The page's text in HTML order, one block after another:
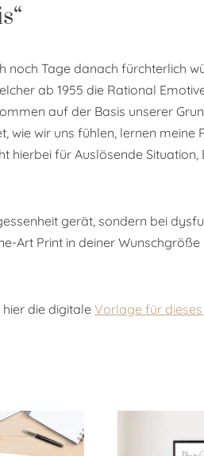
Tage danach fürchterlich
ab 1955 die Rational
auf der Basis unserer
wie wir uns fühlen, lernen
hierbei für Auslösende
gerät, sondern bei
Art Print in deiner
die digitale Vorlage für